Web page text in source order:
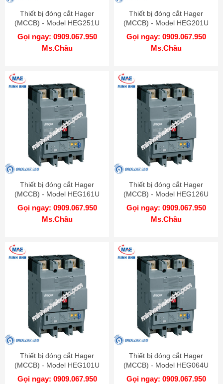
Thiết bị đóng cắt Hager
(MCCB) - Model HEG251U
Gọi ngay: 0909.067.950
Ms.Châu
Thiết bị đóng cắt Hager
(MCCB) - Model HEG201U
Gọi ngay: 0909.067.950
Ms.Châu
Thiết bị đóng cắt Hager
(MCCB) - Model HEG161U
Gọi ngay: 0909.067.950
Ms.Châu
Thiết bị đóng cắt Hager
(MCCB) - Model HEG126U
Gọi ngay: 0909.067.950
Ms.Châu
Thiết bị đóng cắt Hager
(MCCB) - Model HEG101U
Gọi ngay: 0909.067.950
Thiết bị đóng cắt Hager
(MCCB) - Model HEG064U
Gọi ngay: 0909.067.950